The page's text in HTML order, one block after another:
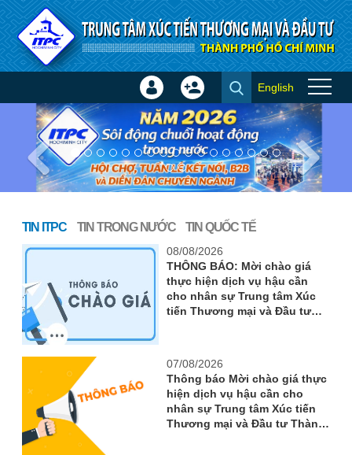
Truy cập nội dung luôn
Trang chủ
Đăng
nhập
Tạo
khoản
English
×
Previous
TIN ITPC TIN TRONG NƯỚC TIN QUỐC TẾ
08/08/2026
THÔNG BÁO: Mời chào giá
thực hiện dịch vụ hậu cần
cho nhân sự Trung tâm Xúc
tiến Thương mại và Đầu tư
lực triển khai Chương trình
cấp quốc gia về xúc tiến
thương mại năm 2026
07/08/2026
Thông báo Mời chào giá thực
hiện dịch vụ hậu cần cho
nhân sự Trung tâm Xúc tiến
Thương mại và Đầu tư Thành